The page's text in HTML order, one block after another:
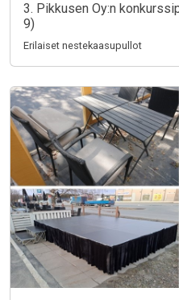
3. Pikkusen Oy:n
9)
Erilaiset nestekaasupullot